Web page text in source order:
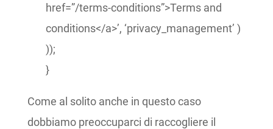
href=”/terms-conditions”>Terms and
conditions</a>’, ‘privacy_management’ )
));
}
Come al solito anche in questo caso
dobbiamo preoccuparci di raccogliere il